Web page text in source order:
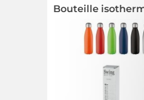
Bouteille